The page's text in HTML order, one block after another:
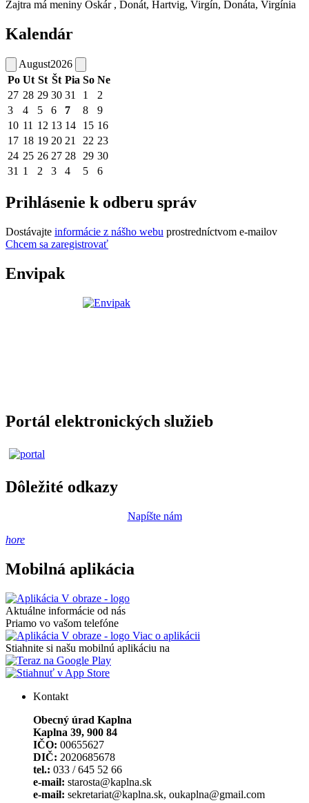
Zajtra má meniny Oskár , Donát, Hartvig, Virgín, Donáta, Virgínia
Kalendár
August2026
Po Ut St Št Pia So Ne
27 28 29 30 31 1
2
3
4 5 6 7 8
9
10 11 12 13 14 15 16
17 18 19 20 21 22 23
24 25 26 27 28 29 30
31 1 2 3 4 5 6
Prihlásenie k odberu správ
Dostávajte informácie z nášho webu prostredníctvom e-mailov
Chcem sa zaregistrovať
Envipak
Portál elektronických služieb
Dôležité odkazy
Napíšte nám
hore
Mobilná aplikácia
Aktuálne informácie od nás
Priamo vo vašom telefóne
Viac o aplikácii
Stiahnite si našu mobilnú aplikáciu na
Kontakt
Obecný úrad Kaplna
Kaplna 39, 900 84
IČO: 00655627
DIČ: 2020685678
tel.: 033 / 645 52 66
e-mail: starosta@kaplna.sk
e-mail: sekretariat@kaplna.sk, oukaplna@gmail.com